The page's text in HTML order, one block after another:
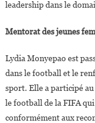
leadership dans le
Mentorat des jeunes
Lydia Monyepao est
dans le football et le
sport. Elle a participé
le football de la FIFA
conformément aux